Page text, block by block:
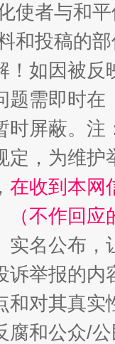
还
使者与和
和投稿的
！如因被
题需即时在
时屏蔽。
定，为维
在收到本网
（不作回应
实名公布
诉举报的
和对其真实
腐和公众/